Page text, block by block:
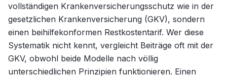
vollständigen Krankenversicherungsschutz wie in der
gesetzlichen Krankenversicherung (GKV), sondern
einen beihilfekonformen Restkostentarif. Wer diese
Systematik nicht kennt, vergleicht Beiträge oft mit der
GKV, obwohl beide Modelle nach völlig
unterschiedlichen Prinzipien funktionieren. Einen